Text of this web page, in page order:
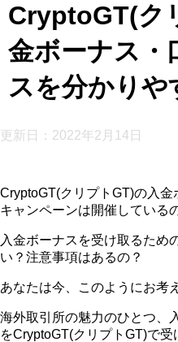
CryptoGT(ク
金ボーナス・
スを分かりや
更新日： 2022年2月14日
CryptoGT(クリプトGT)の入
キャンペーンは開催している
入金ボーナスを受け取るため
い？注意事項はあるの？
あなたは今、このようにお考
海外取引所の魅力のひとつ、
をCryptoGT(クリプトGT)で